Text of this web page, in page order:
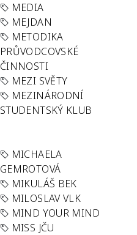
MEDIA
MEJDAN
METODIKA
PRŮVODCOVSKÉ
ČINNOSTI
MEZI SVĚTY
MEZINÁRODNÍ
STUDENTSKÝ KLUB
MICHAELA
GEMROTOVÁ
MIKULÁŠ BEK
MILOSLAV VLK
MIND YOUR MIND
MISS JČU